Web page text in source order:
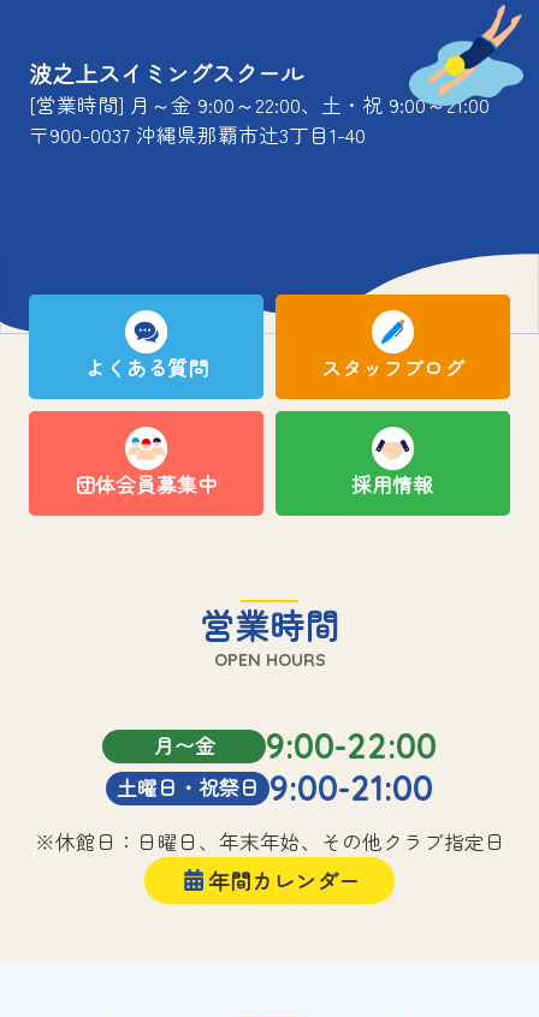
波之上スイミングスクール
[営業時間] 月～金 9:00～22:00、土・祝 9:00～21:00
〒900-0037 沖縄県那覇市辻3丁目1-40
よくある質問 スタッフブログ
団体会員募集中 採用情報
営業時間
OPEN HOURS
月〜金 9:00-22:00
土曜日・祝祭日 9:00-21:00
※休館日：日曜日、年末年始、その他クラブ指定日
年間カレンダー